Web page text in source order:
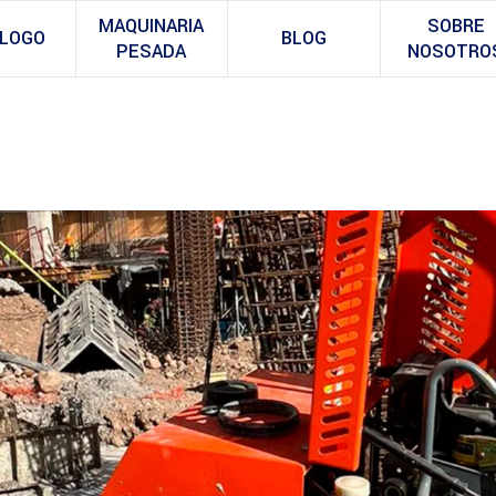
MAQUINARIA
PESADA
BLOG
SOBRE